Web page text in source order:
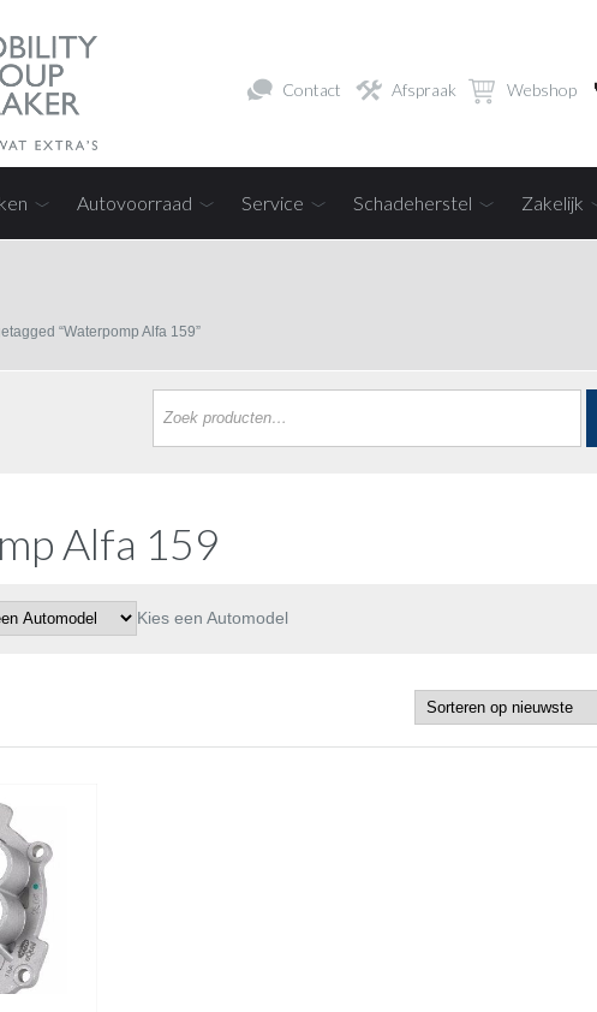
Contact Afspraak Webshop
Autovoorraad Service Schadeherstel Zakelijk
“Waterpomp Alfa 159”
Alfa 159
Kies een Automodel